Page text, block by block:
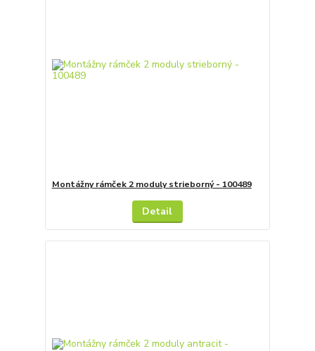
Montážny rámček 2 moduly strieborný - 100489
Detail